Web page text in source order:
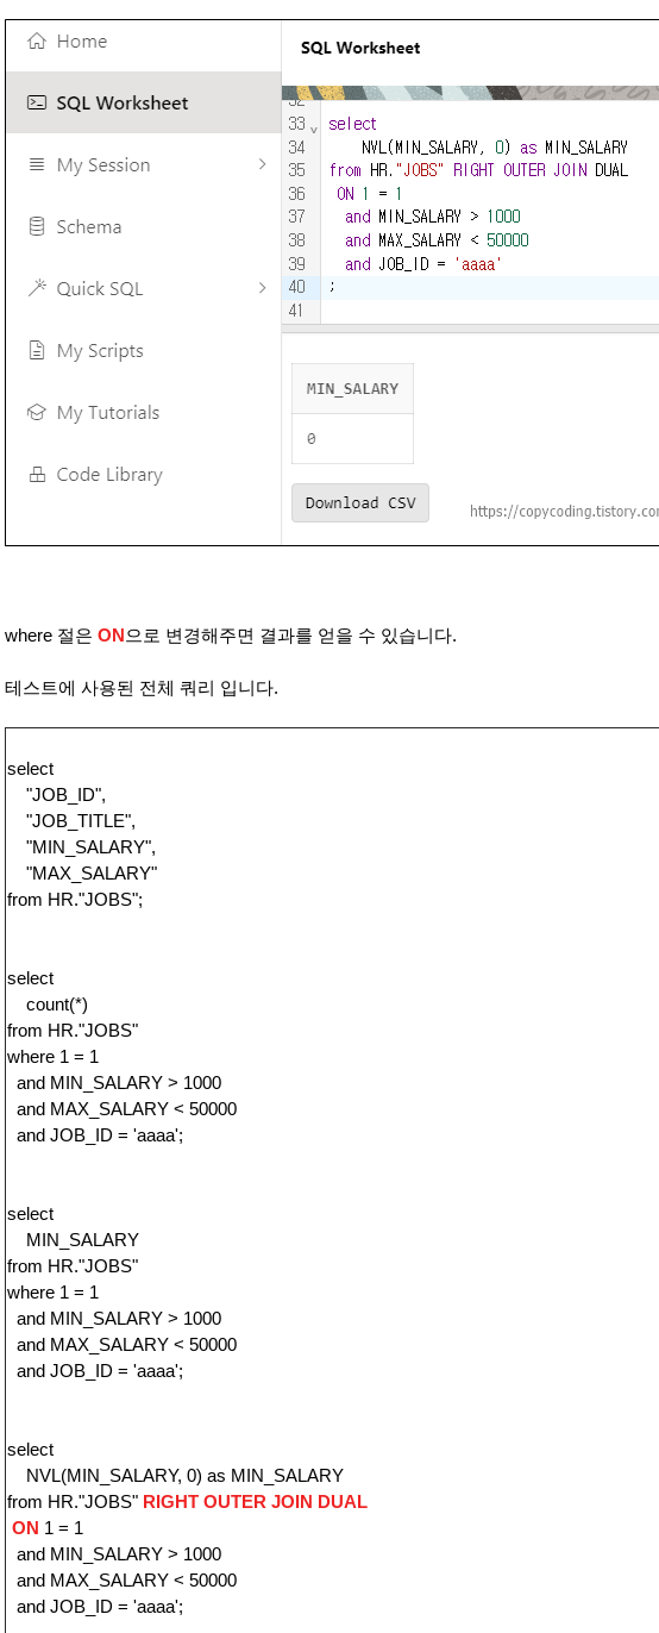
where 절은 ON으로 변경해주면 결과를 얻을 수 있습니다.
테스트에 사용된 전체 쿼리 입니다.
select
"JOB_ID",
"JOB_TITLE",
"MIN_SALARY",
"MAX_SALARY"
from HR."JOBS";
select
count(*)
from HR."JOBS"
where 1 = 1
and MIN_SALARY > 1000
and MAX_SALARY < 50000
and JOB_ID = 'aaaa';
select
MIN_SALARY
from HR."JOBS"
where 1 = 1
and MIN_SALARY > 1000
and MAX_SALARY < 50000
and JOB_ID = 'aaaa';
select
NVL(MIN_SALARY, 0) as MIN_SALARY
from HR."JOBS" RIGHT OUTER JOIN DUAL
ON 1 = 1
and MIN_SALARY > 1000
and MAX_SALARY < 50000
and JOB_ID = 'aaaa';